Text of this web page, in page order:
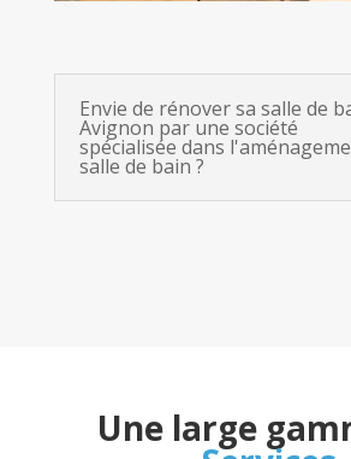
Envie de rénover sa salle de
Avignon par une société
spécialisée dans
salle de bain ?
Une large